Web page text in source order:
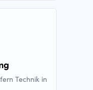
Technik in